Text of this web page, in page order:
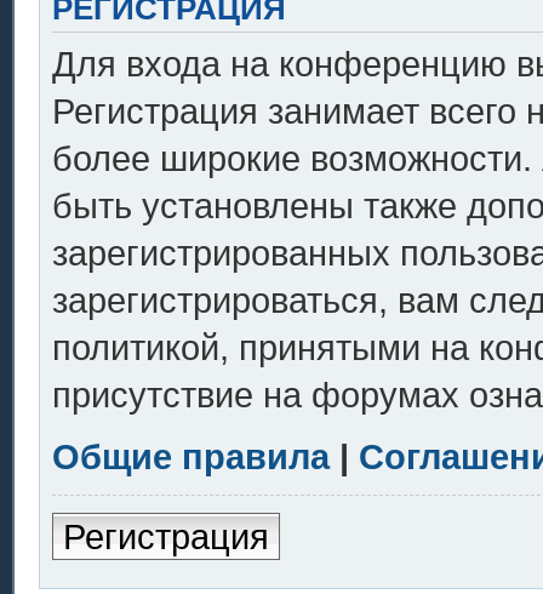
РЕГИСТРАЦИЯ
Для входа на конференцию
Регистрация занимает всего
более широкие
быть установлены также
зарегистрированных
зарегистрироваться, вам
политикой, принятыми на
присутствие на форумах
Общие правила|
Регистрация